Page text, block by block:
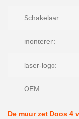
Schakelaar:
monteren:
laser-logo:
OEM:
De muur zet Doos 4